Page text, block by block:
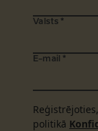
Valsts *
E-mail *
politikā